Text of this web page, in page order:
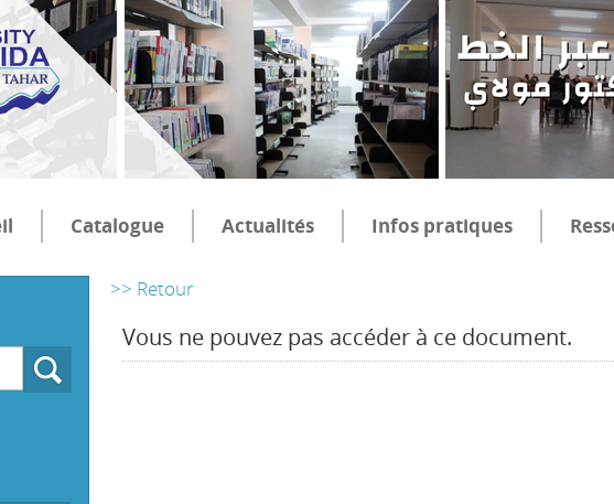
Catalogue Actualités Infos pratiques
>> Retour
Vous ne pouvez pas accéder à ce document.
Recherche